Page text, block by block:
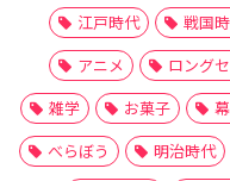
江戸時代 戦国
アニメ
ロング
雑学
お菓子
べらぼう
明治時代